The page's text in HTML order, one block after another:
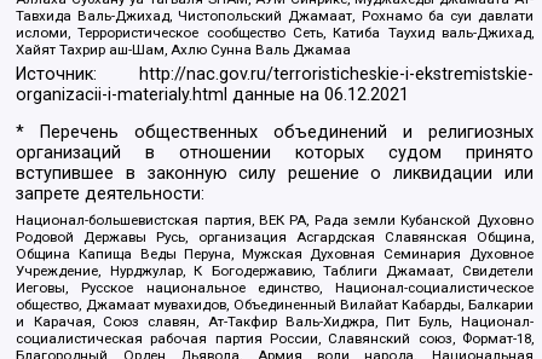
Тавхида Валь-Джихад, Чистопольский Джамаат, Рохнамо ба суи давлати
исломи, Террористическое сообщество Сеть, Катиба Таухид валь-Джихад,
Хайят Тахрир аш-Шам, Ахлю Сунна Валь Джамаа
Источник:
http://nac.gov.ru/terroristicheskie-i-ekstremistskie-
organizacii-i-materialy.html данные на06.12.2021
* Перечень общественных объединений и религиозных
организаций в отношении которых судом принято
вступившее в законную силу решение о ликвидации или
запрете деятельности:
Национал-большевистская партия, ВЕК РА, Рада земли Кубанской Духовно
Родовой Державы Русь, организация Асгардская Славянская Община,
Община Капища Веды Перуна, Мужская Духовная Семинария Духовное
Учреждение, Нурджулар, К Богодержавию, Таблиги Джамаат, Свидетели
Иеговы, Русское национальное единство, Национал-социалистическое
общество, Джамаат мувахидов, Объединенный Вилайат Кабарды, Балкарии
и Карачая, Союз славян, Ат-Такфир Валь-Хиджра, Пит Буль, Национал-
социалистическая рабочая партия России, Славянский союз, Формат-18,
Благородный Орден Дьявола, Армия воли народа, Национальная